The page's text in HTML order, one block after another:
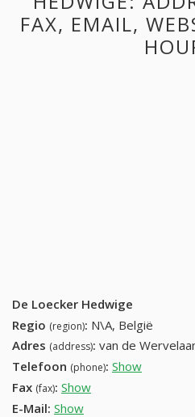
FAX, EMAIL,
De Loecker Hedwige
Regio (region): N\A, België
Adres (address): van de
Telefoon (phone): Show
Fax (fax): Show
E-Mail: Show